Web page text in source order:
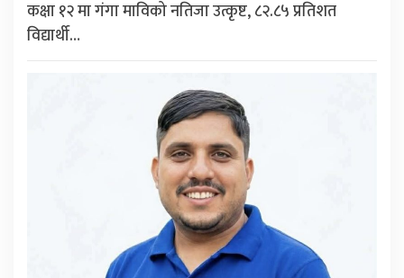
कक्षा १२ मा गंगा माविको नतिजा उत्कृष्ट, ८२.८५ प्रतिशत
विद्यार्थी…